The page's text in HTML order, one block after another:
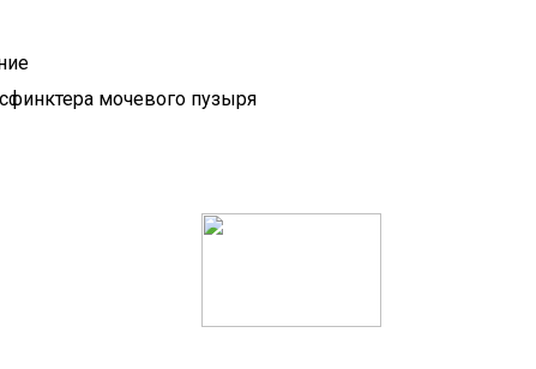
мочевого пузыря